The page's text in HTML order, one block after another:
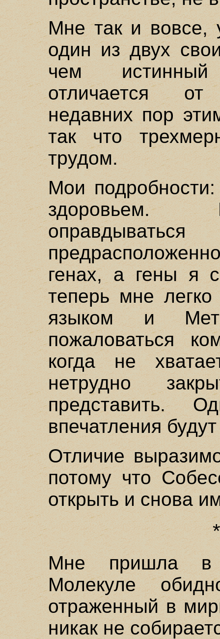
Мне так и вовсе,
один из двух
чем
отличается
недавних пор
так что
трудом.
Мои
здоровьем.
генах, а гены я
теперь мне
языком и
пожаловаться
когда не
нетрудно
представить.
впечатления
Отличие
потому что
открыть и снова
Мне пришла в
Молекуле
отраженный в
никак не